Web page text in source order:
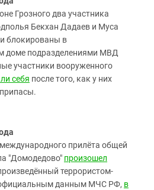
Грозного два участника
Бекхан Дадаев и Муса
блокированы в
доме подразделениями МВД
участники вооруженного
себя после того, как у них
прилёта общей
"Домодедово" произошел
террористом-
данным МЧС РФ, в